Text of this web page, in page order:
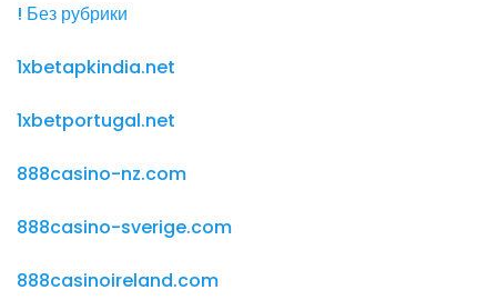
! Без рубрики
1xbetapkindia.net
1xbetportugal.net
888casino-nz.com
888casino-sverige.com
888casinoireland.com